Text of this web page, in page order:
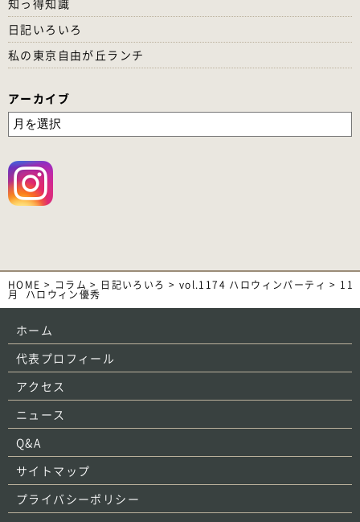
日記いろいろ
私の東京自由が丘ランチ
アーカイブ
HOME > コラム > 日記いろいろ > vol.1174 ハロウィンパーティ > 11
月_ハロウィン優秀
ホーム
代表プロフィール
アクセス
ニュース
Q&A
サイトマップ
プライバシーポリシー